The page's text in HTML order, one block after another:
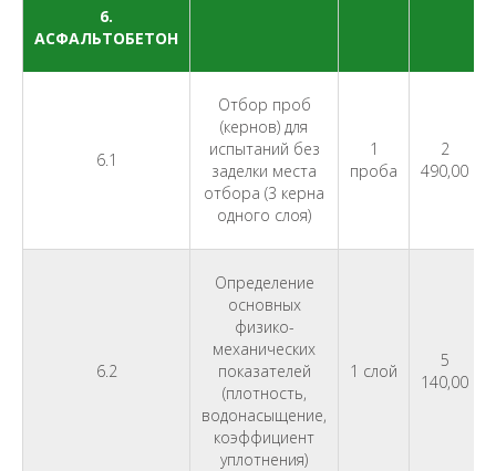
6.
АСФАЛЬТОБЕТОН
6.1
Отбор проб
(кернов) для
испытаний без
заделки места
отбора (3 керна
одного слоя)
1
проба
2
490,00
6.2
Определение
основных
физико-
механических
показателей
(плотность,
водонасыщение,
коэффициент
уплотнения)
1 слой
5
140,00